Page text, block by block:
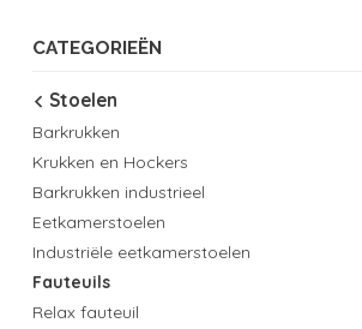
CATEGORIEËN
Stoelen
Barkrukken
Krukken en Hockers
Barkrukken industrieel
Eetkamerstoelen
Industriële eetkamerstoelen
Fauteuils
Relax fauteuil